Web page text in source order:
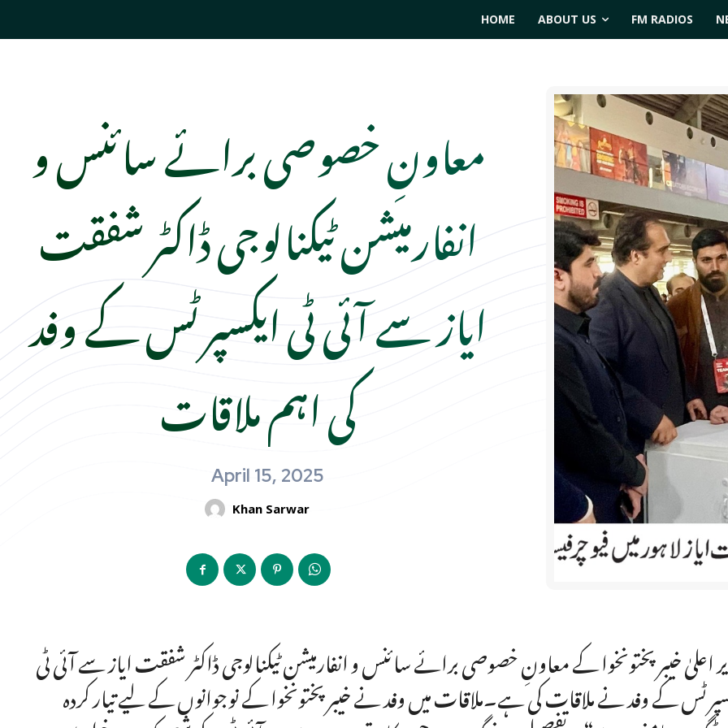
HOME ABOUT US FM RADIOS
معاونِ خصوصی برائے سائنس و
انفارمیشن ٹیکنالوجی ڈاکٹر شفقت
ایاز سے آئی ٹی ایکسپرٹس کے وفد
کی اہم ملاقات
April 15, 2025
Khan Sarwar
اعلیٰ خیبر پختونخوا کے معاونِ خصوصی برائے سائنس و انفارمیشن ٹیکنالوجی ڈاکٹر شفقت ایاز سے آئی ٹی
کے وفد نے ملاقات کی ہے۔ملاقات میں وفد نے خیبر پختونخوا کے نوجوانوں کے لیے تیار کردہ